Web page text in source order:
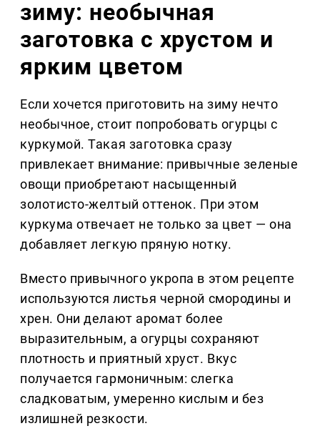
зиму: необычная
заготовка с хрустом и
ярким цветом
Если хочется приготовить на зиму нечто
необычное, стоит попробовать огурцы с
куркумой. Такая заготовка сразу
привлекает внимание: привычные зеленые
овощи приобретают насыщенный
золотисто-желтый оттенок. При этом
куркума отвечает не только за цвет — она
добавляет легкую пряную нотку.
Вместо привычного укропа в этом рецепте
используются листья черной смородины и
хрен. Они делают аромат более
выразительным, а огурцы сохраняют
плотность и приятный хруст. Вкус
получается гармоничным: слегка
сладковатым, умеренно кислым и без
излишней резкости.